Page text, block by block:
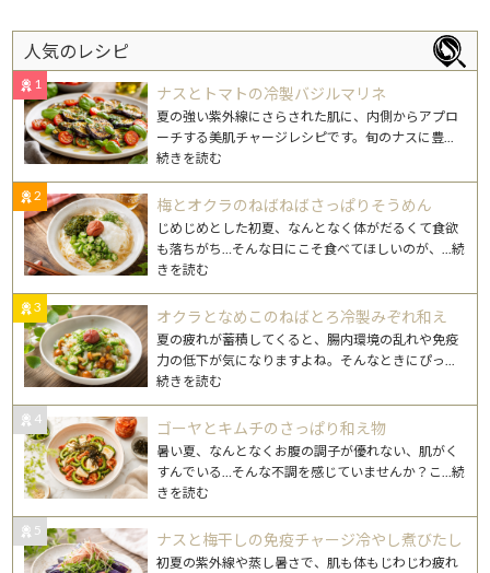
人気のレシピ
1
ナスとトマトの冷製バジルマリネ
夏の強い紫外線にさらされた肌に、内側からアプロ
ーチする美肌チャージレシピです。旬のナスに豊...
続きを読む
2
梅とオクラのねばねばさっぱりそうめん
じめじめとした初夏、なんとなく体がだるくて食欲
も落ちがち…そんな日にこそ食べてほしいのが、...続
きを読む
3
オクラとなめこのねばとろ冷製みぞれ和え
夏の疲れが蓄積してくると、腸内環境の乱れや免疫
力の低下が気になりますよね。そんなときにぴっ...
続きを読む
4
ゴーヤとキムチのさっぱり和え物
暑い夏、なんとなくお腹の調子が優れない、肌がく
すんでいる…そんな不調を感じていませんか？こ...続
きを読む
5
ナスと梅干しの免疫チャージ冷やし煮びたし
初夏の紫外線や蒸し暑さで、肌も体もじわじわ疲れ